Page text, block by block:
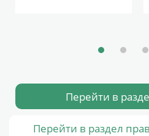
Перейти в
Перейти в раздел